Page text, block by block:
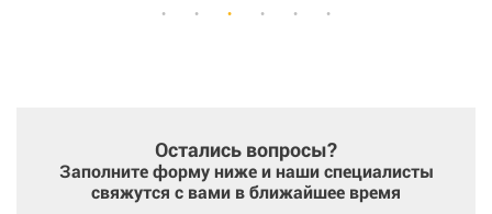
Остались вопросы?
Заполните форму ниже и наши специалисты
свяжутся с вами в ближайшее время